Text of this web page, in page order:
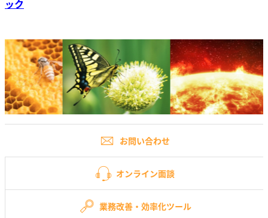
ック
お問い合わせ
オンライン面談
業務改善・効率化ツール